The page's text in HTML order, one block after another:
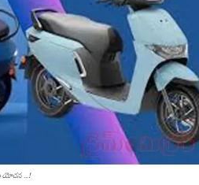
యోచన ...!